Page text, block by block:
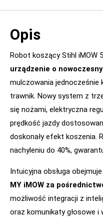
Opis
Robot koszący Stihl iMOW
urządzenie o
mulczowania jednocześnie
trawnik. Nowy system z
się nożami, elektryczna
prędkość jazdy
doskonały efekt koszenia.
nachyleniu do 40%,
Intuicyjna obsługa obejmuje
MY iMOW za
możliwość integracji z
oraz komunikaty głosowe i